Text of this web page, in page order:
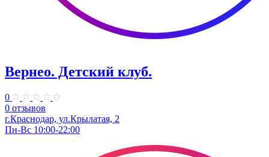
Вернео. Детский клуб.
0
0 отзывов
г.Краснодар, ул.Крылатая, 2
Пн-Вс 10:00-22:00